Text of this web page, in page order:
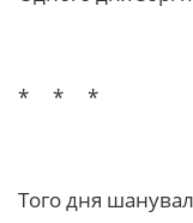
* * *
Того дня